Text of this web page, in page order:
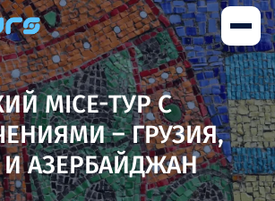
MICE-ТУР С
– ГРУЗИЯ,
АЗЕРБАЙДЖАН